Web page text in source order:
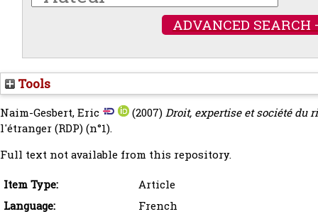
ADVANCED SEARCH
Tools
Naim-Gesbert, Eric (2007)Droit, expertise et société du
l'étranger (RDP) (n°1).
Full text not available from this repository.
Item Type:
Article
Language:
French